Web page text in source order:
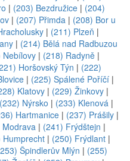
| (203) Bezdružice | (204)
| (207) Přimda | (208) Bor u
| (211) Plzeň |
| (214) Bělá nad Radbuzou
Nebílovy | (218) Radyně |
Horšovský Týn | (222)
| (225) Spálené Poříčí |
Klatovy | (229) Žinkovy |
(232) Nýrsko | (233) Klenová |
Hartmanice | (237) Prášily |
Modrava | (241) Frýdštejn |
Humprecht | (250) Frýdlant |
Špindlerův Mlýn | (255)